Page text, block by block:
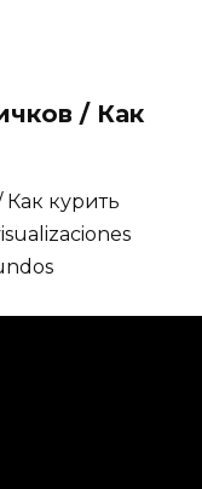
/ Как
курить